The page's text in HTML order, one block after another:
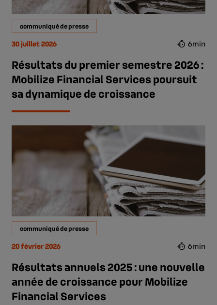
communiqué de presse
30 juillet 2026 6min
Résultats du premier semestre 2026 :
Mobilize Financial Services poursuit
sa dynamique de croissance
communiqué de presse
20 février 2026 6min
Résultats annuels 2025 : une nouvelle
année de croissance pour Mobilize
Financial Services